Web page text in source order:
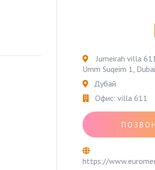
Jumeirah villa
Umm Suqeim 1, Dubai
Дубай
Офис: villa 611
https://